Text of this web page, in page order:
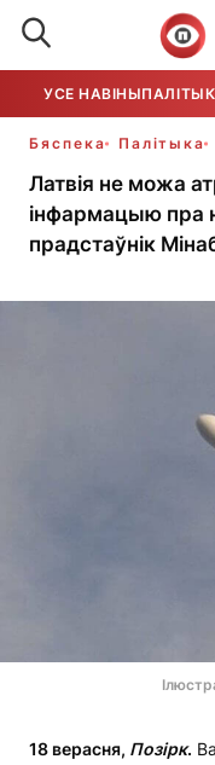
УСЕ НАВІНЫ
Бяспека Палітыка
Латвія не можа
інфармацыю пра
прадстаўнік
18 верасня, Позірк.